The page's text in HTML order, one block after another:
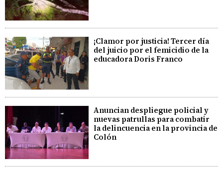
¡Clamor por justicia! Tercer día
del juicio por el femicidio de la
educadora Doris Franco
Anuncian despliegue policial y
nuevas patrullas para combatir
la delincuencia en la provincia de
Colón